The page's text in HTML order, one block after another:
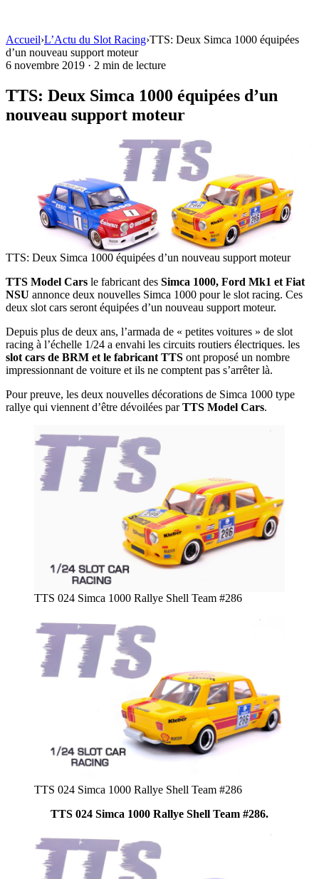
Accueil›L’Actu du Slot Racing›TTS: Deux Simca 1000 équipées
d’un nouveau support moteur
6 novembre 2019 · 2 min de lecture
TTS: Deux Simca 1000 équipées d’un
nouveau support moteur
TTS: Deux Simca 1000 équipées d’un nouveau support moteur
TTS Model Cars le fabricant des Simca 1000, Ford Mk1 et Fiat
NSU annonce deux nouvelles Simca 1000 pour le slot racing. Ces
deux slot cars seront équipées d’un nouveau support moteur.
Depuis plus de deux ans, l’armada de « petites voitures » de slot
racing à l’échelle 1/24 a envahi les circuits routiers électriques. les
slot cars de BRM et le fabricant TTS ont proposé un nombre
impressionnant de voiture et ils ne comptent pas s’arrêter là.
Pour preuve, les deux nouvelles décorations de Simca 1000 type
rallye qui viennent d’être dévoilées parTTS Model Cars.
TTS 024 Simca 1000 Rallye Shell Team #286
TTS 024 Simca 1000 Rallye Shell Team #286
TTS 024 Simca 1000 Rallye Shell Team #286.